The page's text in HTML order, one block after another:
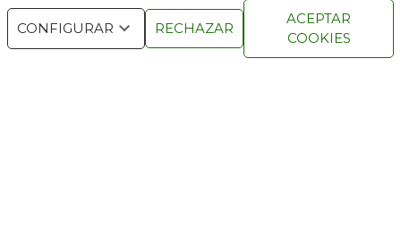
CONFIGURAR RECHAZAR
ACEPTAR
COOKIES
RESERVADOS